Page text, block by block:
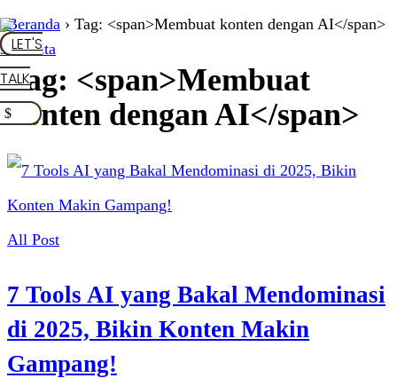
LET'S
TALK
Beranda › Tag: <span>Membuat konten dengan AI</span>
Tag: <span>Membuat
konten dengan AI</span>
All Post
7 Tools AI yang Bakal Mendominasi
di 2025, Bikin Konten Makin
Gampang!